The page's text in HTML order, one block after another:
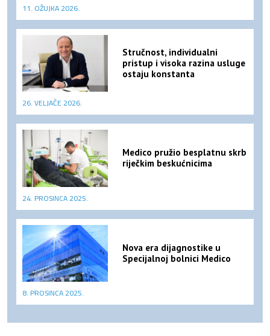
11. OŽUJKA 2026.
Stručnost, individualni
pristup i visoka razina usluge
ostaju konstanta
26. VELJAČE 2026.
Medico pružio besplatnu skrb
riječkim beskućnicima
24. PROSINCA 2025.
Nova era dijagnostike u
Specijalnoj bolnici Medico
8. PROSINCA 2025.